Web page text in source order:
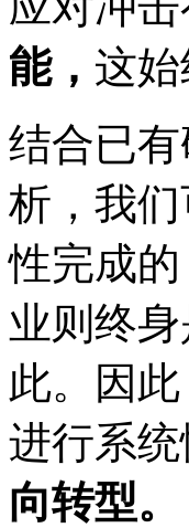
能， 这
结合已
析，我
性完成
业则终
此。因
进行系
向转型。